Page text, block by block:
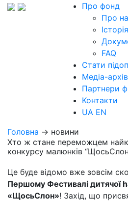
Про фонд
Про
FAQ
Стати
Медіа-архів
Партнери
Контакти
UA EN
Головна → новини
Хто ж стане переможцем
конкурсу малюнків
Це буде відомо вже зовсім
Першому Фестивалі дитячої
«ЩосьСлон»! Захід, що